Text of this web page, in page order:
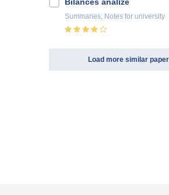
Bilances analīze
Summaries, Notes for university
Load more similar